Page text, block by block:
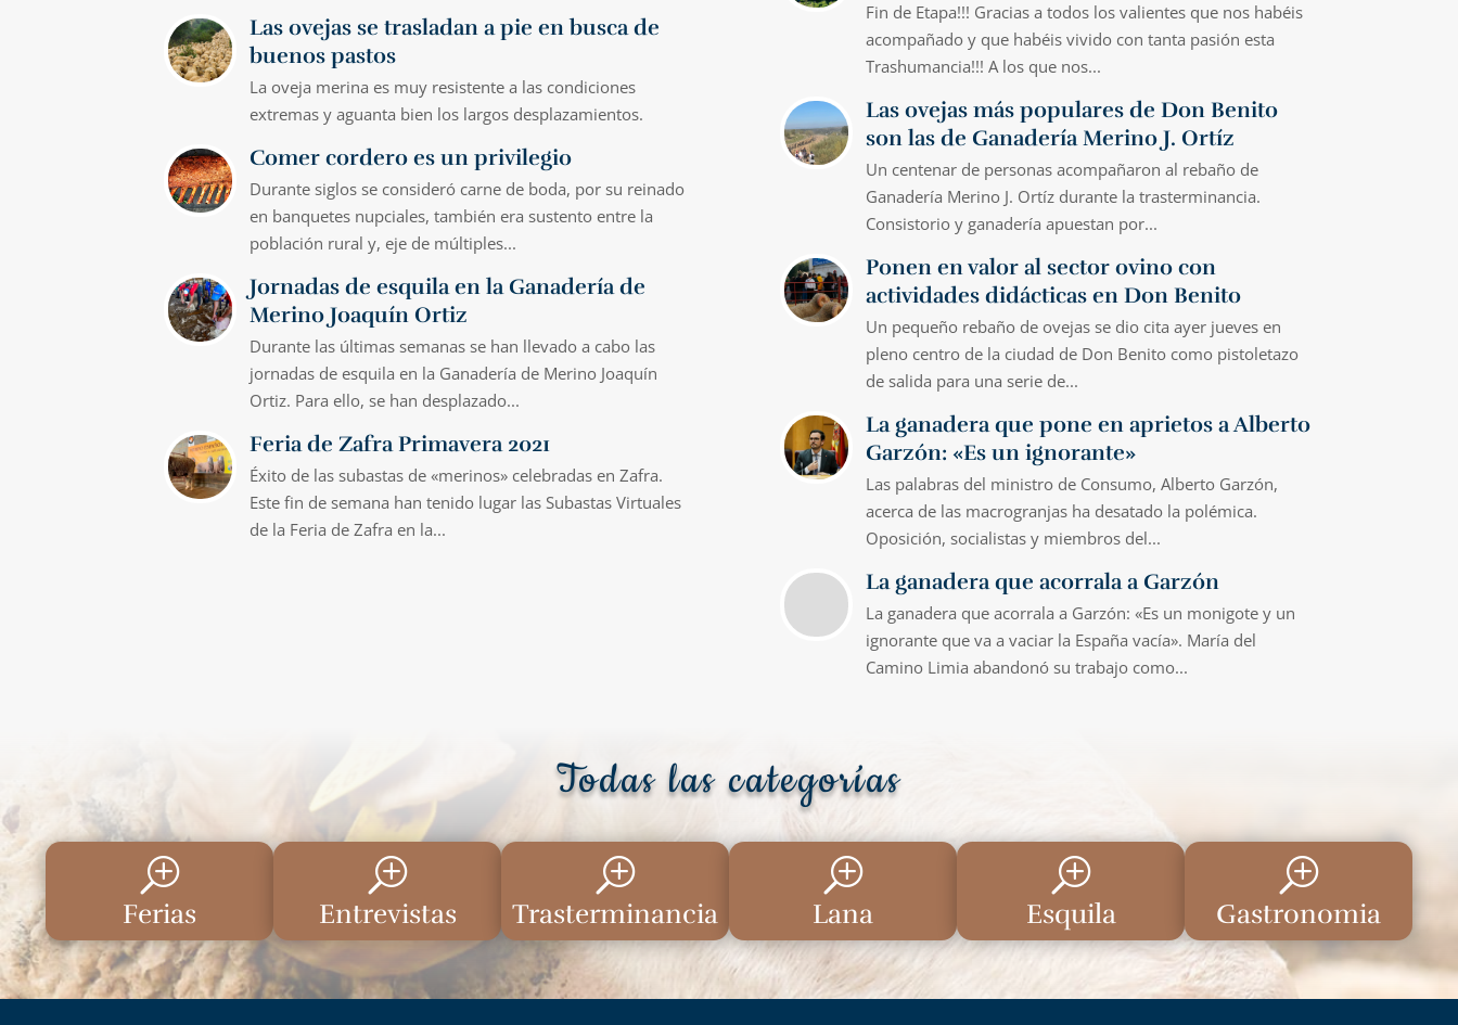
Las ovejas se trasladan a pie en busca de
buenos pastos
La oveja merina es muy resistente a las condiciones
extremas y aguanta bien los largos desplazamientos.
Comer cordero es un privilegio
Durante siglos se consideró carne de boda, por su reinado
en banquetes nupciales, también era sustento entre la
población rural y, eje de múltiples...
Jornadas de esquila en la Ganadería de
Merino Joaquín Ortiz
Durante las últimas semanas se han llevado a cabo las
jornadas de esquila en la Ganadería de Merino Joaquín
Ortiz. Para ello, se han desplazado...
Feria de Zafra Primavera 2021
Éxito de las subastas de «merinos» celebradas en Zafra.
Este fin de semana han tenido lugar las Subastas Virtuales
de la Feria de Zafra en la...
Fin de Etapa!!! Gracias a todos los valientes que nos habéis
acompañado y que habéis vivido con tanta pasión esta
Trashumancia!!! A los que nos...
Las ovejas más populares de Don Benito
son las de Ganadería Merino J. Ortíz
Un centenar de personas acompañaron al rebaño de
Ganadería Merino J. Ortíz durante la trasterminancia.
Consistorio y ganadería apuestan por...
Ponen en valor al sector ovino con
actividades didácticas en Don Benito
Un pequeño rebaño de ovejas se dio cita ayer jueves en
pleno centro de la ciudad de Don Benito como pistoletazo
de salida para una serie de...
La ganadera que pone en aprietos a Alberto
Garzón: «Es un ignorante»
Las palabras del ministro de Consumo, Alberto Garzón,
acerca de las macrogranjas ha desatado la polémica.
Oposición, socialistas y miembros del...
La ganadera que acorrala a Garzón
La ganadera que acorrala a Garzón: «Es un monigote y un
ignorante que va a vaciar la España vacía». María del
Camino Limia abandonó su trabajo como...
Todas las categorías
T
Ferias
T
Entrevistas
T
Trasterminancia
T
Lana
T
Esquila
T
Gastronomia